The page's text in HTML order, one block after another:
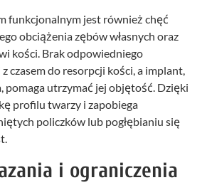
funkcjonalnym jest również chęć
obciążenia zębów własnych oraz
kości. Brak odpowiedniego
czasem do resorpcji kości, a implant,
pomaga utrzymać jej objętość. Dzięki
profilu twarzy i zapobiega
policzków lub pogłębianiu się
i ograniczenia